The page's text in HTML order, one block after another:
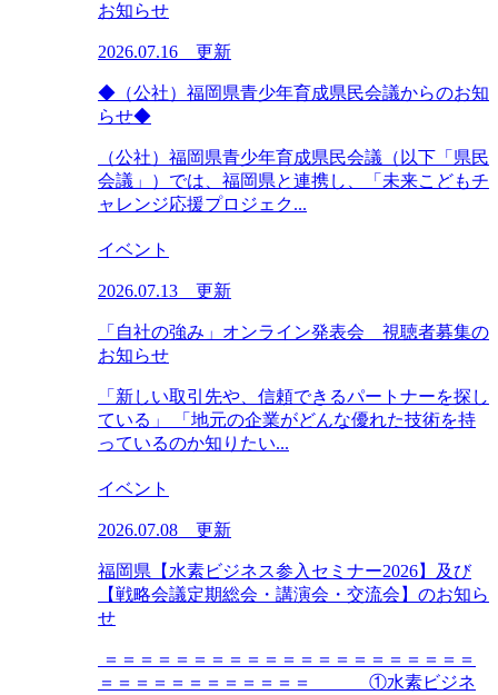
お知らせ
2026.07.16 更新
◆（公社）福岡県青少年育成県民会議からのお知
らせ◆
（公社）福岡県青少年育成県民会議（以下「県民
会議」）では、福岡県と連携し、「未来こどもチ
ャレンジ応援プロジェク...
イベント
2026.07.13 更新
「自社の強み」オンライン発表会 視聴者募集の
お知らせ
「新しい取引先や、信頼できるパートナーを探し
ている」 「地元の企業がどんな優れた技術を持
っているのか知りたい...
イベント
2026.07.08 更新
福岡県【水素ビジネス参入セミナー2026】及び
【戦略会議定期総会・講演会・交流会】のお知ら
せ
＝＝＝＝＝＝＝＝＝＝＝＝＝＝＝＝＝＝＝＝＝
＝＝＝＝＝＝＝＝＝＝＝＝ ①水素ビジネ